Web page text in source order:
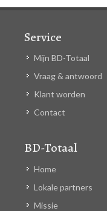
Service
Mijn BD-Totaal
Vraag & antwoord
Klant worden
Contact
BD-Totaal
Home
Lokale partners
Missie